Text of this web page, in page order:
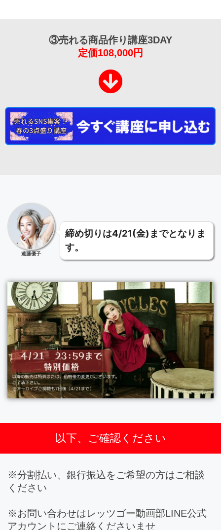
③売れる商品作り講座3DAY
定価108,000円
遠藤優子
締め切りは4/21(金)までとなりま
す。
以下、ご確認ください
※分割払い、銀行振込をご希望の方はご相談
ください
※お問い合わせはレッツゴー動画部LINE公式
アカウントにご連絡くださいませ